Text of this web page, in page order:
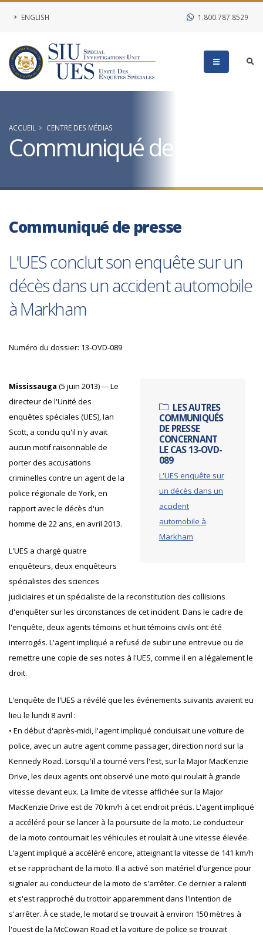
ENGLISH 1.800.787.8529
ACCUEIL CENTRE DES MÉDIAS
Communiqué de presse
Communiqué de presse
L'UES conclut son enquête sur un
décès dans un accident automobile
à Markham
Numéro du dossier: 13-OVD-089
LES AUTRES
COMMUNIQUÉS
DE PRESSE
CONCERNANT
LE CAS 13-OVD-
089
L'UES enquête sur
un décès dans un
accident
automobile à
Markham
Mississauga (5 juin 2013) --- Le
directeur de l'Unité des
enquêtes spéciales (UES), Ian
Scott, a conclu qu'il n'y avait
aucun motif raisonnable de
porter des accusations
criminelles contre un agent de la
police régionale de York, en
rapport avec le décès d'un
homme de 22 ans, en avril 2013.
L'UES a chargé quatre
enquêteurs, deux enquêteurs
spécialistes des sciences
judiciaires et un spécialiste de la reconstitution des collisions
d'enquêter sur les circonstances de cet incident. Dans le cadre de
l'enquête, deux agents témoins et huit témoins civils ont été
interrogés. L'agent impliqué a refusé de subir une entrevue ou de
remettre une copie de ses notes à l'UES, comme il en a légalement le
droit.
L'enquête de l'UES a révélé que les événements suivants avaient eu
lieu le lundi 8 avril :
• En début d'après-midi, l'agent impliqué conduisait une voiture de
police, avec un autre agent comme passager, direction nord sur la
Kennedy Road. Lorsqu'il a tourné vers l'est, sur la Major MacKenzie
Drive, les deux agents ont observé une moto qui roulait à grande
vitesse devant eux. La limite de vitesse affichée sur la Major
MacKenzie Drive est de 70 km/h à cet endroit précis. L'agent impliqué
a accéléré pour se lancer à la poursuite de la moto. Le conducteur
de la moto contournait les véhicules et roulait à une vitesse élevée.
L'agent impliqué a accéléré encore, atteignant la vitesse de 141 km/h
et se rapprochant de la moto. Il a activé son matériel d'urgence pour
signaler au conducteur de la moto de s'arrêter. Ce dernier a ralenti
et s'est rapproché du trottoir apparemment dans l'intention de
s'arrêter. À ce stade, le motard se trouvait à environ 150 mètres à
l'ouest de la McCowan Road et la voiture de police se trouvait